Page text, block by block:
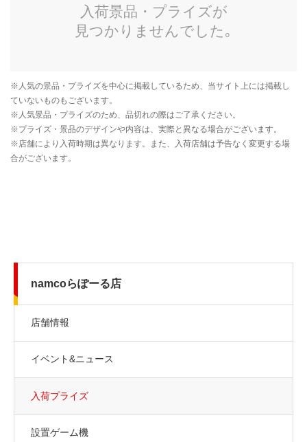
namcoらぽーる店
店舗情報
イベント&ニュース
入荷プライズ
設置ゲーム機